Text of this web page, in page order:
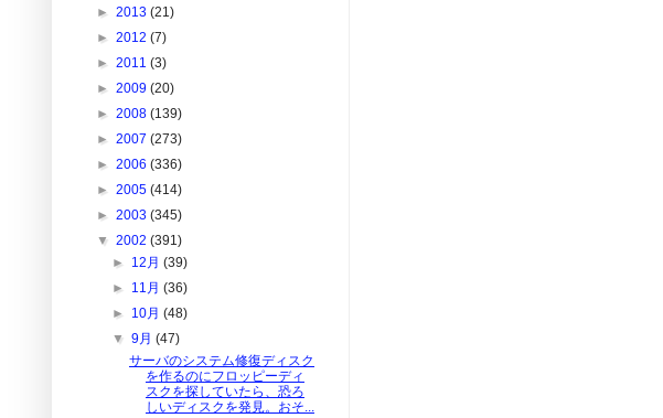
► 2013 (21)
► 2012 (7)
► 2011 (3)
► 2009 (20)
► 2008 (139)
► 2007 (273)
► 2006 (336)
► 2005 (414)
► 2003 (345)
▼ 2002 (391)
► 12月(39)
► 11月(36)
► 10月(48)
▼9月(47)
サーバのシステム修復ディスク
を作るのにフロッピーディ
スクを探していたら、恐ろ
しいディスクを発見。おそ...